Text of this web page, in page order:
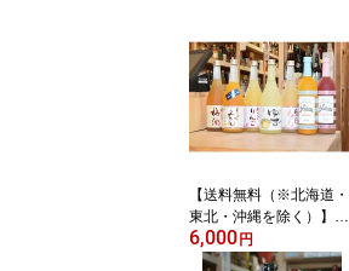
【送料無料（※北海道・
東北・沖縄を除く）】梅
乃宿7種類の中からお好
みの3本を選べる 飲み
6,000 円